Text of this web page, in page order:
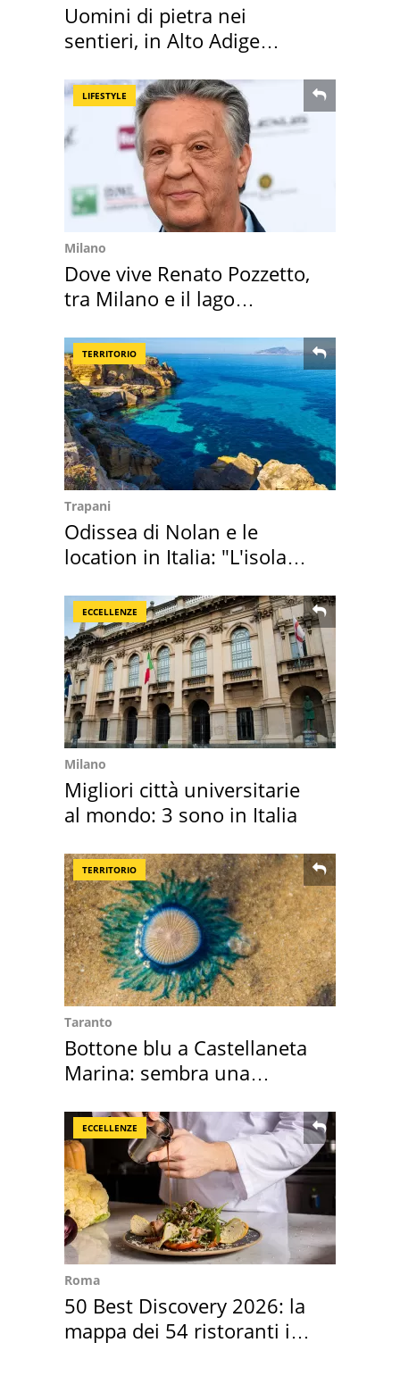
Uomini di pietra nei
sentieri, in Alto Adige
LIFESTYLE
Milano
Dove vive Renato Pozzetto,
tra Milano e il lago
TERRITORIO
Trapani
Odissea di Nolan e le
location in Italia: "L'isola
ECCELLENZE
Milano
Migliori città universitarie
al mondo: 3 sono in Italia
TERRITORIO
Taranto
Bottone blu a Castellaneta
Marina: sembra una
ECCELLENZE
Roma
50 Best Discovery 2026: la
mappa dei 54 ristoranti in